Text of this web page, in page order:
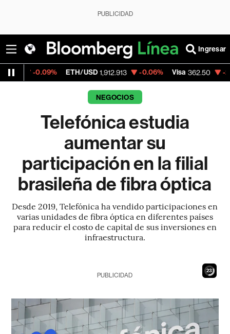
PUBLICIDAD
Ingresar
ETH/USD 1,912.913 -0.06% Visa 362.50 -2.15%
NEGOCIOS
Telefónica estudia
aumentar su
participación en la filial
brasileña de fibra óptica
Desde 2019, Telefónica ha vendido participaciones en
varias unidades de fibra óptica en diferentes países
para reducir el costo de capital de sus inversiones en
infraestructura.
21
PUBLICIDAD